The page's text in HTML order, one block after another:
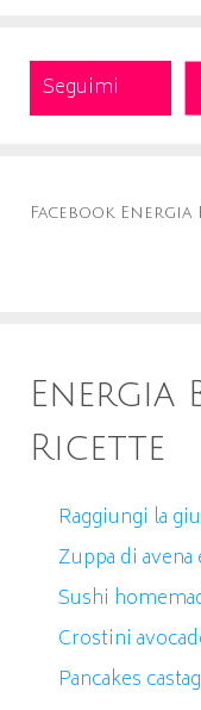
Seguimi
Facebook Energia
Energia
Ricette
Raggiungi la
Zuppa di
Sushi
Crostini
Pancakes